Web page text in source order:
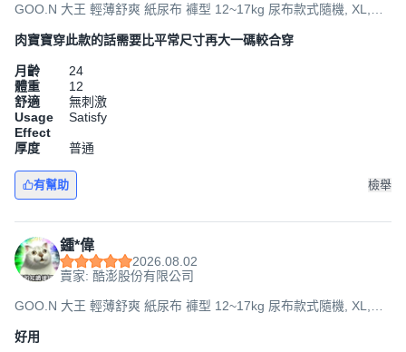
GOO.N 大王 輕薄舒爽 紙尿布 褲型 12~17kg 尿布款式隨機, XL,
肉寶寶穿此款的話需要比平常尺寸再大一碼較合穿
月齡
24
體重
12
舒適
無刺激
Usage
Effect
Satisfy
厚度 普通
有幫助 檢舉
鍾*偉
2026.08.02
賣家: 酷澎股份有限公司
GOO.N 大王 輕薄舒爽 紙尿布 褲型 12~17kg 尿布款式隨機, XL,
好用